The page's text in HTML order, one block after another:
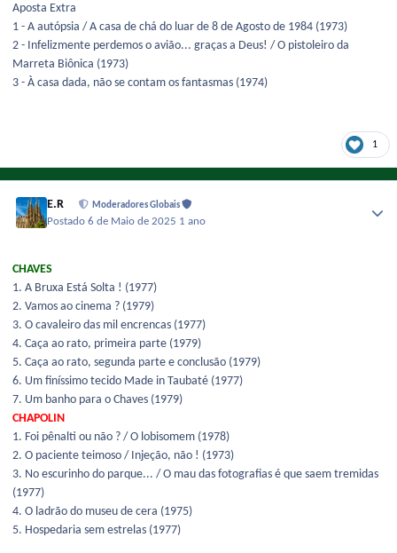
Aposta Extra
1 - A autópsia / A casa de chá do luar de 8 de Agosto de 1984 (1973)
2 - Infelizmente perdemos o avião... graças a Deus! / O pistoleiro da
Marreta Biônica (1973)
3 - À casa dada, não se contam os fantasmas (1974)
1
E.R Moderadores Globais
Postado6 de Maio de 2025 1 ano
CHAVES
1. A Bruxa Está Solta ! (1977)
2. Vamos ao cinema ? (1979)
3. O cavaleiro das mil encrencas (1977)
4. Caça ao rato, primeira parte (1979)
5. Caça ao rato, segunda parte e conclusão (1979)
6. Um finíssimo tecido Made in Taubaté (1977)
7. Um banho para o Chaves (1979)
CHAPOLIN
1. Foi pênalti ou não ? / O lobisomem (1978)
2. O paciente teimoso / Injeção, não ! (1973)
3. No escurinho do parque... / O mau das fotografias é que saem tremidas
(1977)
4. O ladrão do museu de cera (1975)
5. Hospedaria sem estrelas (1977)